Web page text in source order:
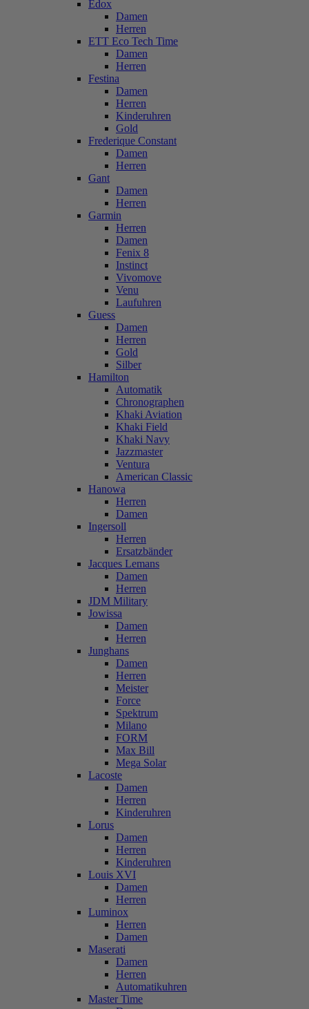
Edox
Damen
Herren
ETT Eco Tech Time
Damen
Herren
Festina
Damen
Herren
Kinderuhren
Gold
Frederique Constant
Damen
Herren
Gant
Damen
Herren
Garmin
Herren
Damen
Fenix 8
Instinct
Vivomove
Venu
Laufuhren
Guess
Damen
Herren
Gold
Silber
Hamilton
Automatik
Chronographen
Khaki Aviation
Khaki Field
Khaki Navy
Jazzmaster
Ventura
American Classic
Hanowa
Herren
Damen
Ingersoll
Herren
Ersatzbänder
Jacques Lemans
Damen
Herren
JDM Military
Jowissa
Damen
Herren
Junghans
Damen
Herren
Meister
Force
Spektrum
Milano
FORM
Max Bill
Mega Solar
Lacoste
Damen
Herren
Kinderuhren
Lorus
Damen
Herren
Kinderuhren
Louis XVI
Damen
Herren
Luminox
Herren
Damen
Maserati
Damen
Herren
Automatikuhren
Master Time